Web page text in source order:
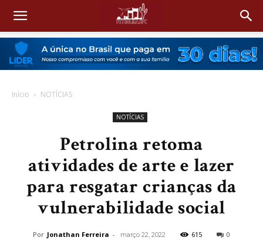
Início NOTÍCIAS
NOTÍCIAS
Petrolina retoma
atividades de arte e lazer
para resgatar crianças da
vulnerabilidade social
Por Jonathan Ferreira - março 22, 2022 615 0